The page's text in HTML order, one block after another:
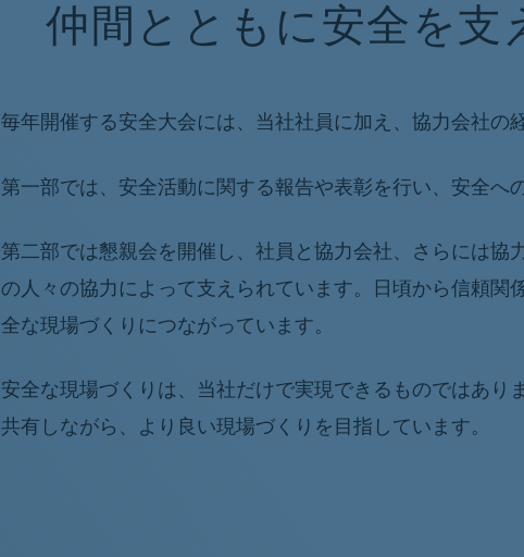
仲間とともに安全を支
毎年開催する安全大会には、当社社員に加え、協力会社
第一部では、安全活動に関する報告や表彰を行い、安全へ
第二部では懇親会を開催し、社員と協力会社、さらには
の人々の協力によって支えられています。日頃から信頼
全な現場づくりにつながっています。
安全な現場づくりは、当社だけで実現できるものではあ
共有しながら、より良い現場づくりを目指しています。